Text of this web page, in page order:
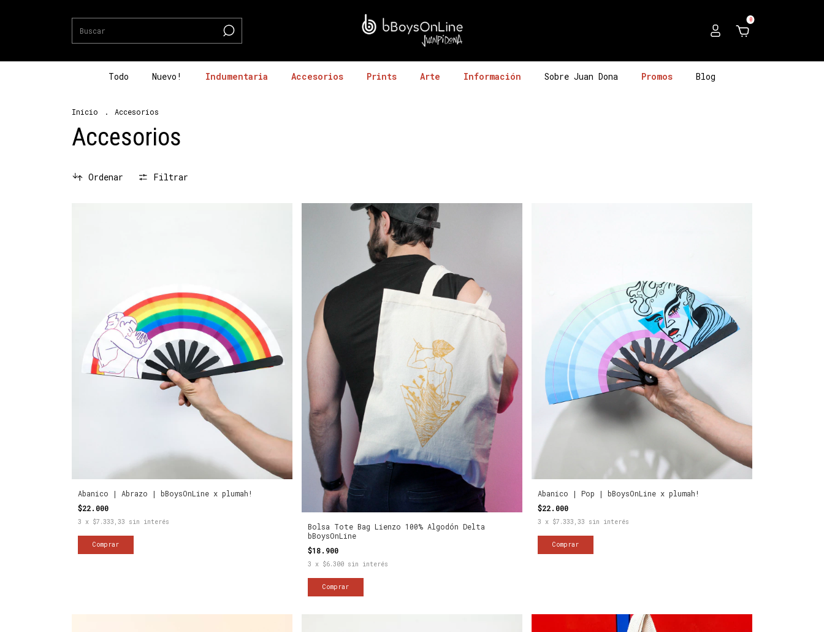
0
Todo Nuevo! Indumentaria Accesorios Prints Arte Información Sobre Juan Dona Promos Blog
Inicio . Accesorios
Accesorios
Ordenar Filtrar
Abanico | Abrazo | bBoysOnLine x plumah!
$22.000
3 x $7.333,33 sin interés
Bolsa Tote Bag Lienzo 100% Algodón Delta
bBoysOnLine
$18.900
3 x $6.300 sin interés
Abanico | Pop | bBoysOnLine x plumah!
$22.000
3 x $7.333,33 sin interés